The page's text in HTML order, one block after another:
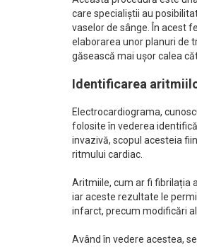
care specialiștii au
vaselor de sânge. În acest
elaborarea unor planuri de
găsească mai ușor calea
Identificarea
Electrocardiograma,
folosite în vederea
invazivă, scopul acesteia
ritmului cardiac.
Aritmiile, cum ar fi fibrilația
iar aceste rezultate le
infarct, precum modificări
Având în vedere acestea,